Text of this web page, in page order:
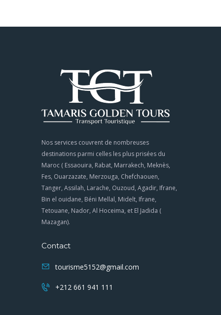
Nos services couvrent de nombreuses
destinations parmi celles les plus prisées du
Maroc ( Essaouira, Rabat, Marrakech, Meknès,
Fes, Ouarzazate, Merzouga, Chefchaouen,
Tanger, Assilah, Larache, Ouzoud, Agadir, Ifrane,
Bin el ouidane, Béni Mellal, Midelt, Ifrane,
Tetouane, Nador, Al Hoceima, et El Jadida (
Mazagan).
Contact
tourisme5152@gmail.com
+212 661 941 111